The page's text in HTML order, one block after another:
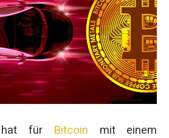
hat für Bitcoin mit einem